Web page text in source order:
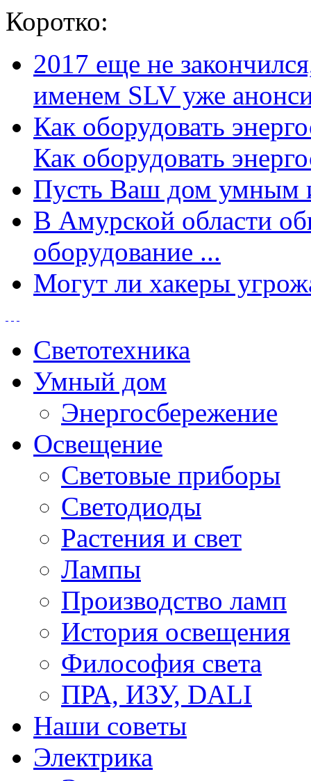
Коротко:
2017 еще не
именем SLV уже
Как оборудовать
Как оборудовать
Пусть Ваш дом умным
В Амурской области
оборудование ...
Могут ли хакеры
Светотехника
Умный дом
Энергосбережение
Освещение
Световые приборы
Светодиоды
Растения и свет
Лампы
Производство ламп
История освещения
Философия света
ПРА, ИЗУ, DALI
Наши советы
Электрика